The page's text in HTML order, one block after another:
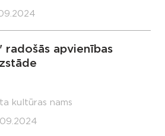
radošās apvienības
kultūras nams